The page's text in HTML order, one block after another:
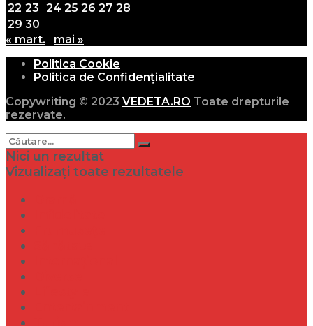
22 23 24 25 26 27 28
29 30
« mart.
mai »
Politica Cookie
Politica de Confidențialitate
Copywriting © 2023 VEDETA.RO Toate drepturile
rezervate.
Nici un rezultat
Vizualizați toate rezultatele